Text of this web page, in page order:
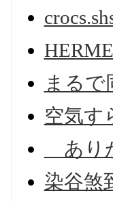
まる
空気す
あり
染谷煞